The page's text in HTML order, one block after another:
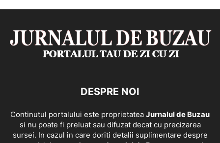
DESPRE NOI
Continutul portalului este proprietatea Jurnalul de Buzau
si nu poate fi preluat sau difuzat decat cu precizarea
sursei. In cazul in care doriti detalii suplimentare despre